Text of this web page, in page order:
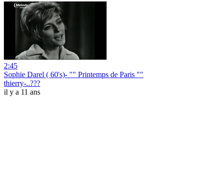
2:45
Sophie Darel ( 60's)- "" Printemps de Paris ""
thierry-..???
il y a 11 ans